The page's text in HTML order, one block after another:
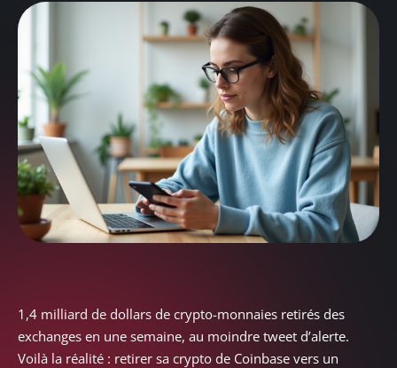
1,4 milliard de dollars de crypto-monnaies retirés des
exchanges en une semaine, au moindre tweet d’alerte.
Voilà la réalité : retirer sa crypto de Coinbase vers un